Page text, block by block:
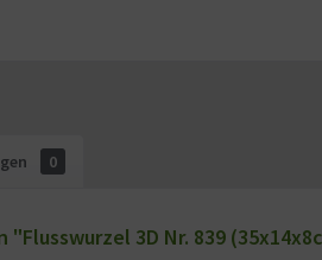
0
3D Nr. 839